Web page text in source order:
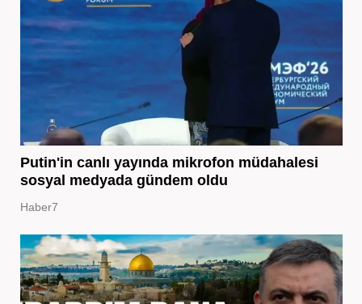
Putin'in canlı yayında mikrofon müdahalesi
sosyal medyada gündem oldu
Haber7